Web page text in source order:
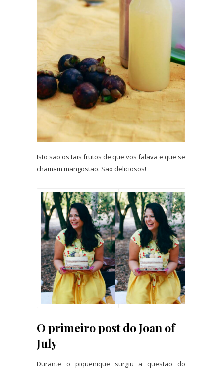
Isto são os tais frutos de que vos falava e que se
chamam mangostão. São deliciosos!
O primeiro post do Joan of
July
Durante o piquenique surgiu a questão do